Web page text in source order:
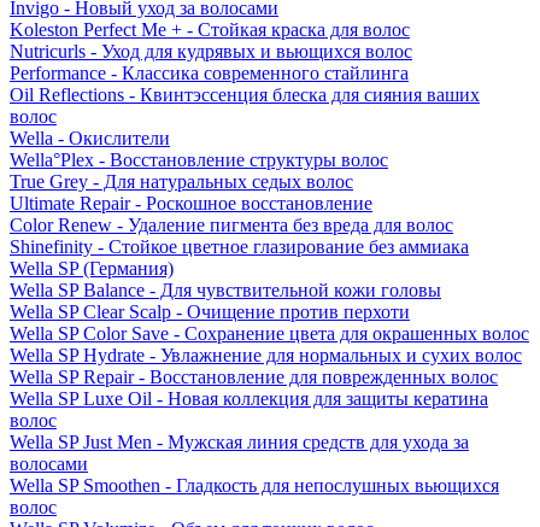
Invigo - Новый уход за волосами
Koleston Perfect Me + - Стойкая краска для волос
Nutricurls - Уход для кудрявых и вьющихся волос
Performance - Классика современного стайлинга
Oil Reflections - Квинтэссенция блеска для сияния ваших
волос
Wella - Окислители
Wella°Plex - Восстановление структуры волос
True Grey - Для натуральных седых волос
Ultimate Repair - Роскошное восстановление
Color Renew - Удаление пигмента без вреда для волос
Shinefinity - Стойкое цветное глазирование без аммиака
Wella SP (Германия)
Wella SP Balance - Для чувствительной кожи головы
Wella SP Clear Scalp - Очищение против перхоти
Wella SP Color Save - Сохранение цвета для окрашенных волос
Wella SP Hydrate - Увлажнение для нормальных и сухих волос
Wella SP Repair - Восстановление для поврежденных волос
Wella SP Luxe Oil - Новая коллекция для защиты кератина
волос
Wella SP Just Men - Мужская линия средств для ухода за
волосами
Wella SP Smoothen - Гладкость для непослушных вьющихся
волос